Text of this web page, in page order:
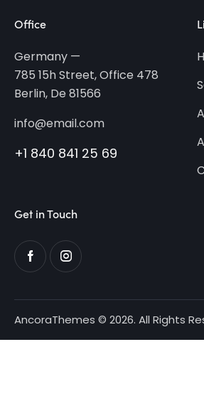
Office
Germany —
785 15h Street, Office 478
Berlin, De 81566
info@email.com
+1 840 841 25 69
Get in Touch
AncoraThemes © 2026. All Rights